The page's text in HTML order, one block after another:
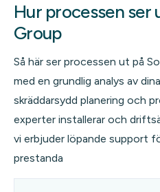
Hur processen ser
Group
Så här ser processen ut på
med en grundlig analys av
skräddarsydd planering och
experter installerar och
vi erbjuder löpande support
prestanda